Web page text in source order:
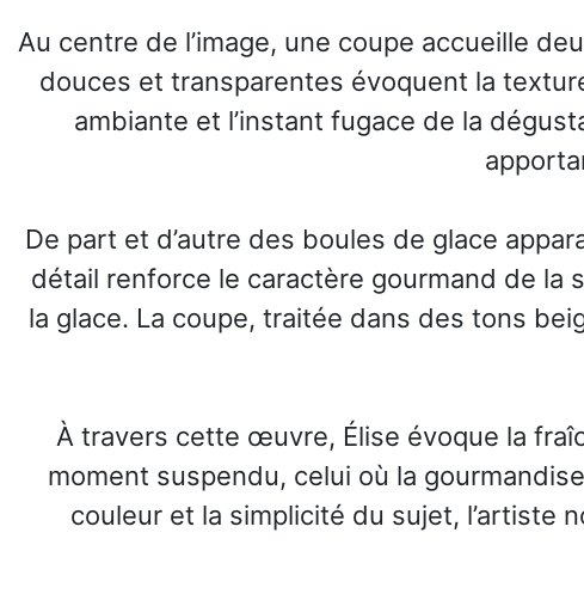
Au centre de l’image, une coupe accueille
douces et transparentes évoquent la
ambiante et l’instant fugace de la
De part et d’autre des boules de glace
détail renforce le caractère gourmand de
la glace. La coupe, traitée dans des tons
À travers cette œuvre, Élise évoque la
moment suspendu, celui où la
couleur et la simplicité du sujet, l’artiste